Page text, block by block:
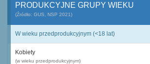
PRODUKCYJNE GRUPY WIEKU
(Źródło: GUS, NSP 2021)
W wieku przedprodukcyjnym (<18 lat)
Kobiety
(w wieku przedprodukcyjnym)